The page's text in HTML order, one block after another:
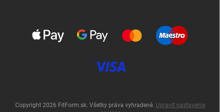
Copyright 2026 FitForm.sk. Všetky práva vyhradené. Upraviť nastavenie